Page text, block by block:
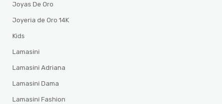
Joyas De Oro
Joyeria de Oro 14K
Kids
Lamasini
Lamasini Adriana
Lamasini Dama
Lamasini Fashion